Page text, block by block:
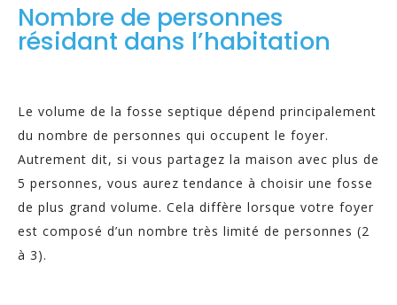
Nombre de personnes
résidant dans l’habitation
Le volume de la fosse septique dépend principalement
du nombre de personnes qui occupent le foyer.
Autrement dit, si vous partagez la maison avec plus de
5 personnes, vous aurez tendance à choisir une fosse
de plus grand volume. Cela diffère lorsque votre foyer
est composé d’un nombre très limité de personnes (2
à 3).